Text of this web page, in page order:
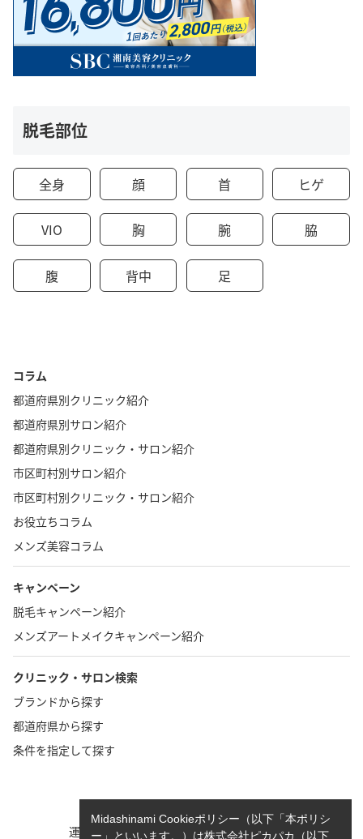
脱毛部位
全身 顔 首 ヒゲ
VIO 胸 腕 脇
腹 背中 足
コラム
都道府県別クリニック紹介
都道府県別サロン紹介
都道府県別クリニック・サロン紹介
市区町村別サロン紹介
市区町村別クリニック・サロン紹介
お役立ちコラム
メンズ美容コラム
キャンペーン
脱毛キャンペーン紹介
メンズアートメイクキャンペーン紹介
クリニック・サロン検索
ブランドから探す
都道府県から探す
条件を指定して探す
運営者情報
執筆者一覧
Midashinami Cookieポリシー（以下「本ポリシ
ー」といいます。）は株式会社ピカパカ（以下